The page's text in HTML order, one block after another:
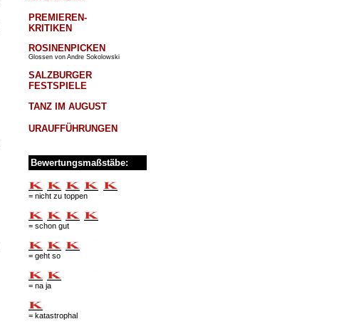
PREMIEREN-
KRITIKEN
ROSINENPICKEN
Glossen von Andre Sokolowski
SALZBURGER
FESTSPIELE
TANZ IM AUGUST
URAUFFÜHRUNGEN
Bewertungsmaßstäbe:
= nicht zu toppen
= schon gut
= geht so
= na ja
= katastrophal